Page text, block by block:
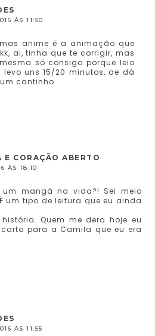
ÀS 11:50
anime é a animação que
ai, tinha que te corrigir, mas
só consigo porque leio
uns 15/20 minutos, ae dá
cantinho.
E CORAÇÃO ABERTO
ÀS 18:10
mangá na vida?! Sei meio
um tipo de leitura que eu ainda
Quem me dera hoje eu
para a Camila que eu era
ÀS 11:55